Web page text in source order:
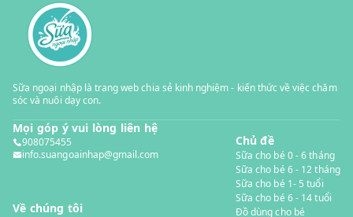
Sữa ngoại nhập là trang web chia sẻ kinh nghiệm - kiến thức về việc chăm
sóc và nuôi dạy con.
Mọi góp ý vui lòng liên hệ
908075455
info.suangoainhap@gmail.com
Về chúng tôi
Chủ đề
Sữa cho bé 0 - 6 tháng
Sữa cho bé 6 - 12 tháng
Sữa cho bé 1- 5 tuổi
Sữa cho bé 6 - 14 tuổi
Đồ dùng cho bé